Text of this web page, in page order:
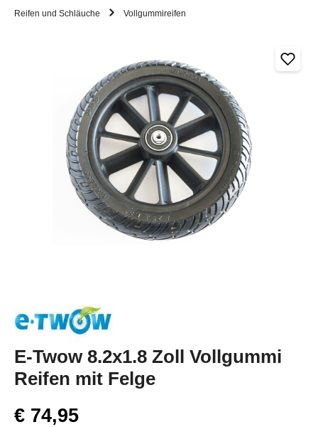
Reifen und Schläuche Vollgummireifen
E-Twow 8.2x1.8 Zoll Vollgummi
Reifen mit Felge
€ 74,95